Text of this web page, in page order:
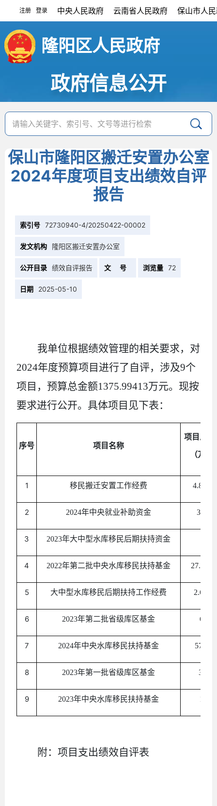
注册 登录 中央人民政府 云南省人民政府 保山市人
隆阳区人民政府
政府信息公开
保山市隆阳区搬迁安置办公室
2024年度项目支出绩效自评
报告
索引号 72730940-4/20250422-00002
发文机构 隆阳区搬迁安置办公室
公开目录 绩效自评报告 文 号 浏览量 72
日期 2025-05-10
我单位根据绩效管理的相关要求，对
2024年度预算项目进行了自评，涉及9个
项目，预算总金额1375.99413万元。现按
要求进行公开。具体项目见下表：
序号 项目名称
项目总
（万元
1 移民搬迁安置工作经费
2 2024年中央就业补助资金 3.128
3 2023年大中型水库移民后期扶持资金
4 2022年第二批中央水库移民扶持基金
5 大中型水库移民后期扶持工作经费 2.6424.
6 2023年第二批省级库区基金 641
7 2024年中央水库移民扶持基金 570.27
8 2023年第一批省级库区基金 3.96
9 2023年中央水库移民扶持基金 120
附：项目支出绩效自评表